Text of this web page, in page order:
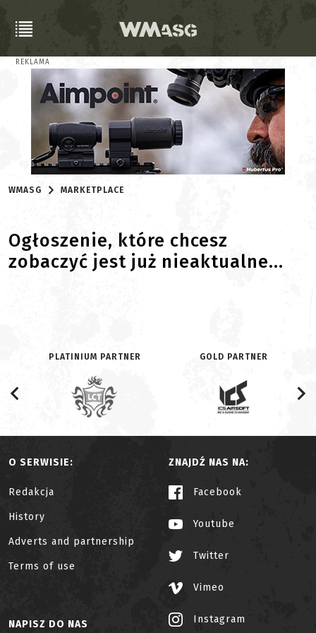
REKLAMA
WMASG MARKETPLACE
Ogłoszenie, które chcesz
zobaczyć jest już nieaktualne...
PLATINIUM PARTNER GOLD PARTNER
O SERWISIE:
Redakcja
History
Adverts and partnership
Terms of use
ZNAJDŹ NAS NA:
Facebook
Youtube
Twitter
Vimeo
Instagram
NAPISZ DO NAS